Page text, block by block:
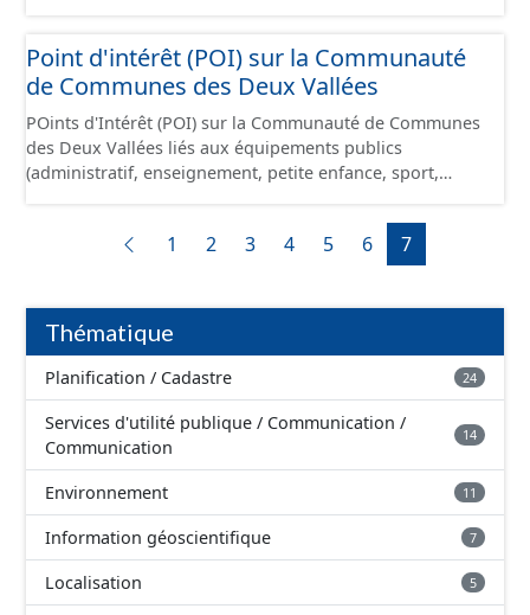
longueur allant jusque 185 mètres et jusque 11,40
mètres de large, pouvant contenir 4 400 tonnes de
Point d'intérêt (POI) sur la Communauté
de Communes des Deux Vallées
POints d'Intérêt (POI) sur la Communauté de Communes
des Deux Vallées liés aux équipements publics
(administratif, enseignement, petite enfance, sport,
1 2 3 4 5 6 7
Thématique
Planification / Cadastre 24
Services d'utilité publique / Communication /
Communication
14
Environnement 11
Information géoscientifique 7
Localisation 5